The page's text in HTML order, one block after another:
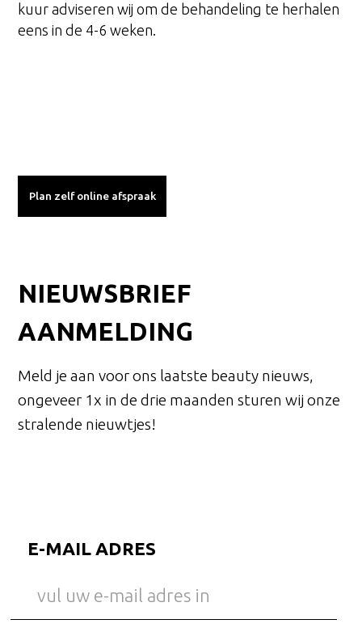
kuur adviseren wij om de behandeling te herhalen
eens in de 4-6 weken.
Plan zelf online afspraak
NIEUWSBRIEF
AANMELDING
Meld je aan voor ons laatste beauty nieuws,
ongeveer 1x in de drie maanden sturen wij onze
stralende nieuwtjes!
E-MAIL ADRES